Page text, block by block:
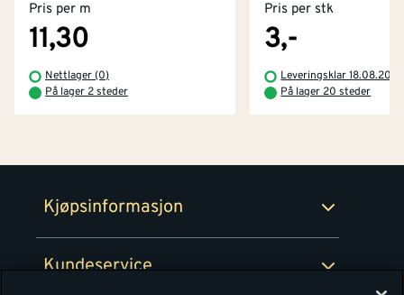
Pris per m
11,30
Nettlager (0)
På lager 2 steder
Pris per stk
3,-
Leveringsklar 18.08.2026
På lager 20 steder
Kjøpsinformasjon
Kjøpsbetingelser
Betaling
Retur- og angrerettsskjema
Kundeservice
Tjenester
Montér Klubb
Byggevarehus og åpningstider
Prismatch
Personvern